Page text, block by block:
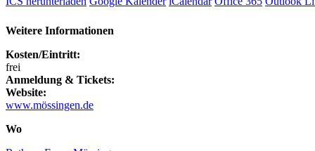
Weitere Informationen
Kosten/Eintritt:
frei
Anmeldung & Tickets:
Website:
www.mössingen.de
Wo